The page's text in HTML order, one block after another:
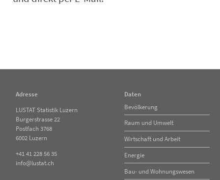
Adresse
LUSTAT Statistik Luzern
Burgerstrasse 22
Postfach 3768
6002 Luzern
+41 41 228 56 35
info@lustat.ch
Daten
überspringen
Bevölkerung
Raum und Umwelt
Wirtschaft und Arbeit
Energie
Bau- und Wohnungswesen